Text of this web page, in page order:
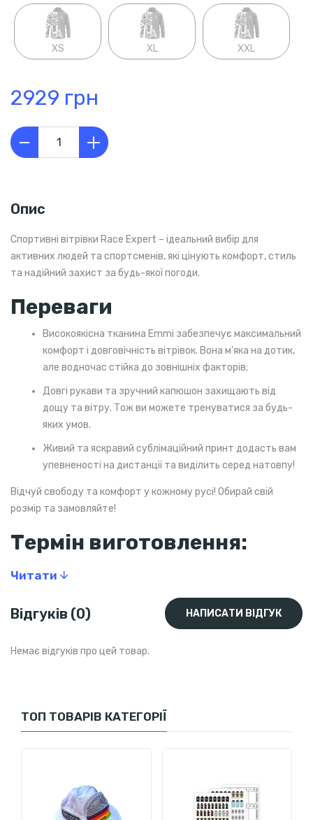
XS XL XXL
2929 грн
Опис
Спортивні вітрівки Race Expert – ідеальний вибір для
активних людей та спортсменів, які цінують комфорт, стиль
та надійний захист за будь-якої погоди.
Переваги
Високоякісна тканина Emmi забезпечує максимальний
комфорт і довговічність вітрівок. Вона м'яка на дотик,
але водночас стійка до зовнішніх факторів;
Довгі рукави та зручний капюшон захищають від
дощу та вітру. Тож ви можете тренуватися за будь-
яких умов.
Живий та яскравий сублімаційний принт додасть вам
упевненості на дистанції та виділить серед натовпу!
Відчуй свободу та комфорт у кожному русі! Обирай свій
розмір та замовляйте!
Термін виготовлення:
Обмежена кількість
друк.
Читати
Відгуків (0) НАПИСАТИ ВІДГУК
Немає відгуків про цей товар.
ТОП ТОВАРІВ КАТЕГОРІЇ